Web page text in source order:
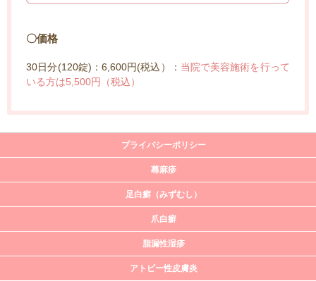
〇価格
30日分(120錠)：6,600円(税込）： 当院で美容施術を行って
いる方は5,500円（税込）
プライバシーポリシー
蕁麻疹
足白癬（みずむし）
爪白癬
脂漏性湿疹
アトピー性皮膚炎